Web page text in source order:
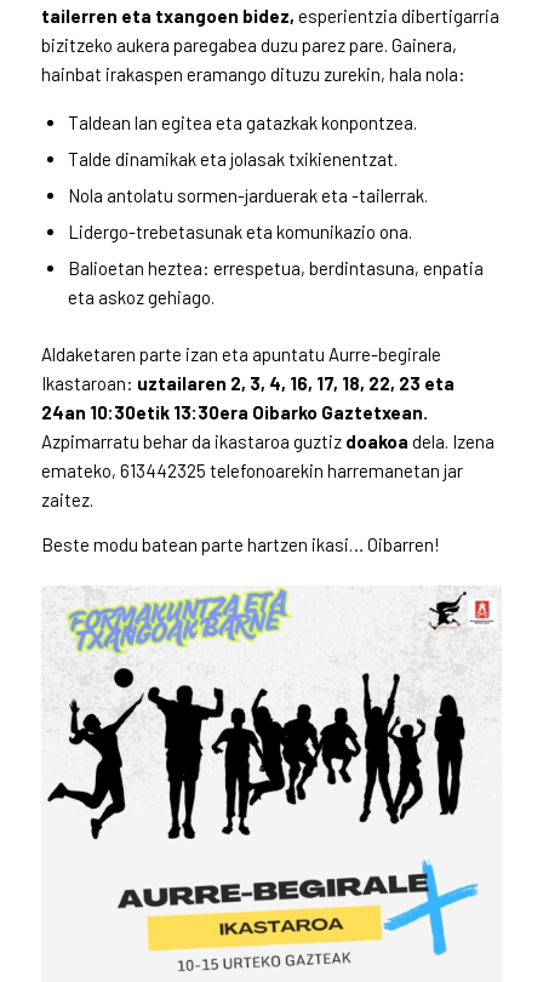
tailerren eta txangoen bidez, esperientzia dibertigarria
bizitzeko aukera paregabea duzu parez pare. Gainera,
hainbat irakaspen eramango dituzu zurekin, hala nola:
Taldean lan egitea eta gatazkak konpontzea.
Talde dinamikak eta jolasak txikienentzat.
Nola antolatu sormen-jarduerak eta -tailerrak.
Lidergo-trebetasunak eta komunikazio ona.
Balioetan heztea: errespetua, berdintasuna, enpatia
eta askoz gehiago.
Aldaketaren parte izan eta apuntatu Aurre-begirale
Ikastaroan: uztailaren 2, 3, 4, 16, 17, 18, 22, 23 eta
24an 10:30etik 13:30era Oibarko Gaztetxean.
Azpimarratu behar da ikastaroa guztiz doakoa dela. Izena
emateko, 613442325 telefonoarekin harremanetan jar
zaitez.
Beste modu batean parte hartzen ikasi… Oibarren!